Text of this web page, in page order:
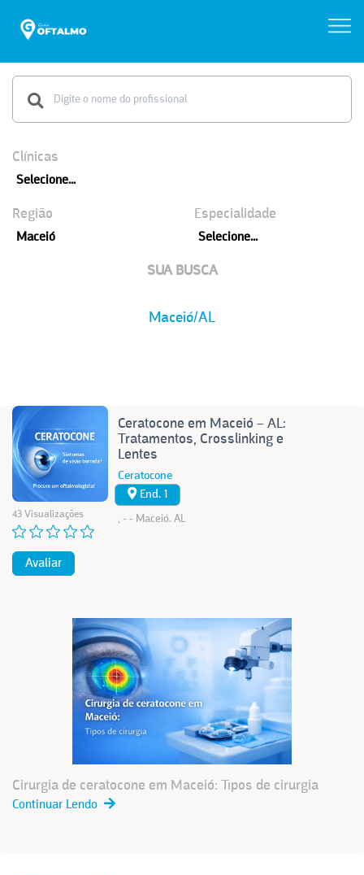
Clínicas
Selecione...
Região
Maceió
Especialidade
Selecione...
SUA BUSCA
Maceió/AL
43 Visualizações
Avaliar
Ceratocone em Maceió – AL:
Tratamentos, Crosslinking e
Lentes
Ceratocone
End. 1
, - - Maceió. AL
Cirurgia de ceratocone em Maceió: Tipos de cirurgia
Continuar Lendo